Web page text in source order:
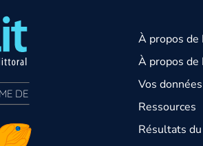
EST UN PROGRAMME DE
À propos de
À propos de
Vos
Ressources
Résultats